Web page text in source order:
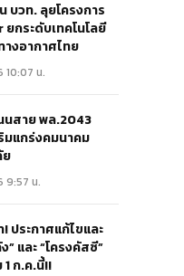
บวท. ลุยโครงการ
กระดับเทคโนโลยี
งอากาศไทย
10:07 น.
นสาย พล.2043
มแกร่งคมนาคม
9:57 น.
ประกาศแก้ไขและ
และ “โครงคัสซี”
1 ก.ค.นี้!!